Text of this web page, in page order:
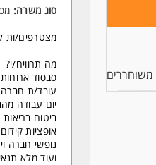
משוחררים
סוג משרה:
מצטרפים/ות
מה תרוויח/י?
סבסוד
עובד/ת חברה
יום עבודה
ביטוח
אופציות
נופשי חברה
ועוד מלא